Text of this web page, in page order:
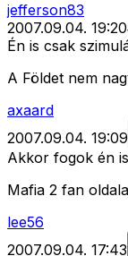
jefferson83
2007.09.04. 19:20
Én is csak
A Földet nem
axaard
2007.09.04. 19:09
Akkor fogok én
Mafia 2 fan
lee56
2007.09.04. 17:43